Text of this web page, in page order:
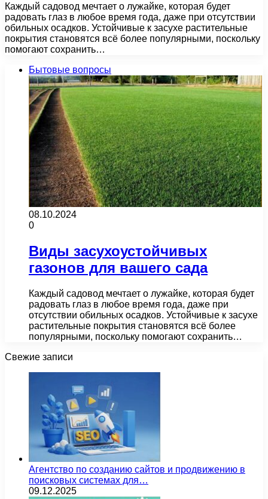
Каждый садовод мечтает о лужайке, которая будет
радовать глаз в любое время года, даже при отсутствии
обильных осадков. Устойчивые к засухе растительные
покрытия становятся всё более популярными, поскольку
помогают сохранить…
Бытовые вопросы
08.10.2024
0
Виды засухоустойчивых
газонов для вашего сада
Каждый садовод мечтает о лужайке, которая будет
радовать глаз в любое время года, даже при
отсутствии обильных осадков. Устойчивые к засухе
растительные покрытия становятся всё более
популярными, поскольку помогают сохранить…
Свежие записи
Агентство по созданию сайтов и продвижению в
поисковых системах для…
09.12.2025